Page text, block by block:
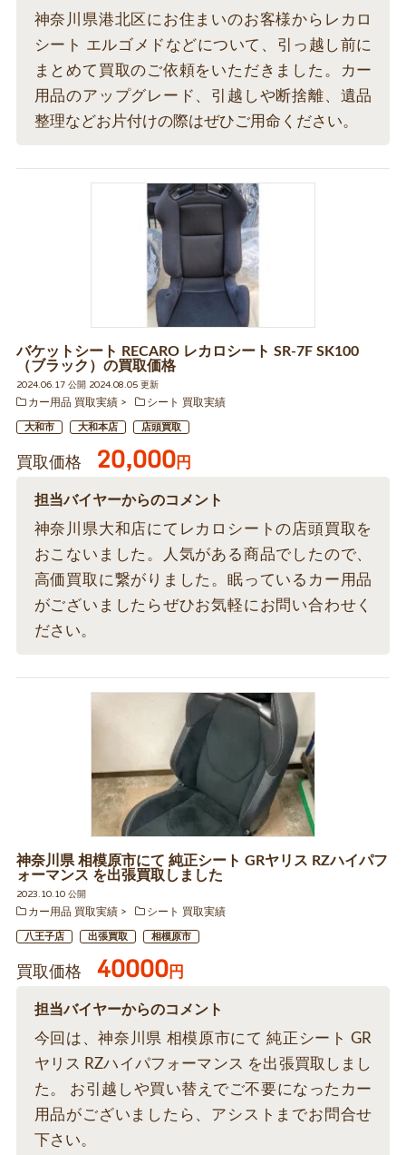
神奈川県港北区にお住まいのお客様からレカロ
シート エルゴメドなどについて、引っ越し前に
まとめて買取のご依頼をいただきました。カー
用品のアップグレード、引越しや断捨離、遺品
整理などお片付けの際はぜひご用命ください。
バケットシート RECARO レカロシート SR-7F SK100
（ブラック）の買取価格
2024.06.17 公開 2024.08.05 更新
カー用品 買取実績
シート 買取実績
大和市 大和本店 店頭買取
買取価格 20,000円
担当バイヤーからのコメント
神奈川県大和店にてレカロシートの店頭買取を
おこないました。人気がある商品でしたので、
高価買取に繋がりました。眠っているカー用品
がございましたらぜひお気軽にお問い合わせく
ださい。
神奈川県 相模原市にて 純正シート GRヤリス RZハイパフ
ォーマンス を出張買取しました
2023.10.10 公開
カー用品 買取実績
シート 買取実績
八王子店 出張買取 相模原市
買取価格 40000円
担当バイヤーからのコメント
今回は、神奈川県 相模原市にて 純正シート GR
ヤリス RZハイパフォーマンス を出張買取しまし
た。 お引越しや買い替えでご不要になったカー
用品がございましたら、アシストまでお問合せ
下さい。